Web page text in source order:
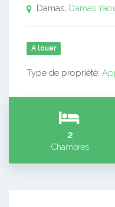
Damas, Damas
A louer
Type de propriété:
2
Chambres